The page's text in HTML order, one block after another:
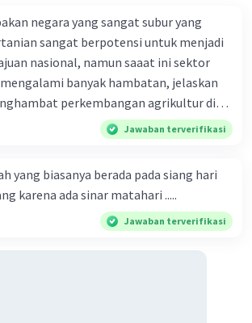
negara yang sangat subur yang
sangat berpotensi untuk menjadi
nasional, namun saaat ini sektor
banyak hambatan, jelaskan
perkembangan agrikultur di
Jawaban terverifikasi
yang biasanya berada pada siang hari
karena ada sinar matahari .....
Jawaban terverifikasi